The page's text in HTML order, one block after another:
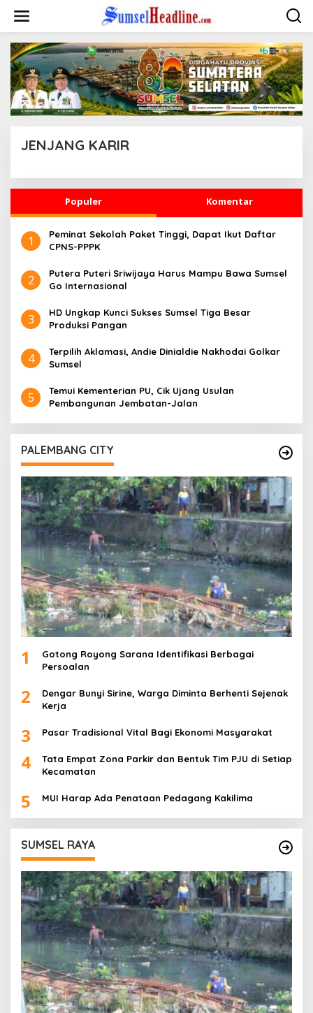
w
JENJANG KARIR
U
2
1
R
I
0
2
L
E
A
N
S
M
S
E
L
H
E
A
L
N
E
Populer Komentar
1
Peminat Sekolah Paket Tinggi, Dapat Ikut Daftar
CPNS-PPPK
2
Putera Puteri Sriwijaya Harus Mampu Bawa Sumsel
Go Internasional
3
HD Ungkap Kunci Sukses Sumsel Tiga Besar
Produksi Pangan
4
Terpilih Aklamasi, Andie Dinialdie Nakhodai Golkar
Sumsel
5
Temui Kementerian PU, Cik Ujang Usulan
Pembangunan Jembatan-Jalan
PALEMBANG CITY
1
Gotong Royong Sarana Identifikasi Berbagai
Persoalan
2
Dengar Bunyi Sirine, Warga Diminta Berhenti Sejenak
Kerja
3 Pasar Tradisional Vital Bagi Ekonomi Masyarakat
4
Tata Empat Zona Parkir dan Bentuk Tim PJU di Setiap
Kecamatan
5 MUI Harap Ada Penataan Pedagang Kakilima
SUMSEL RAYA